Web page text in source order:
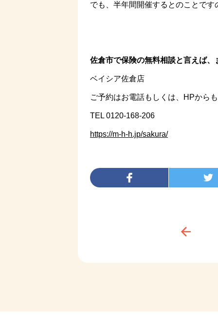
でも、半年間開催するとのことで
佐倉市で保険の無料相談と言えば、
ベイシア佐倉店
ご予約はお電話もしくは、HPから
TEL 0120-168-206
https://m-h-h.jp/sakura/